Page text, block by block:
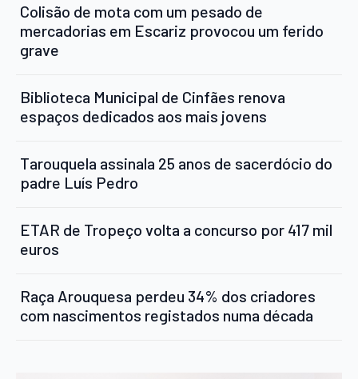
Colisão de mota com um pesado de
mercadorias em Escariz provocou um ferido
grave
Biblioteca Municipal de Cinfães renova
espaços dedicados aos mais jovens
Tarouquela assinala 25 anos de sacerdócio do
padre Luís Pedro
ETAR de Tropeço volta a concurso por 417 mil
euros
Raça Arouquesa perdeu 34% dos criadores
com nascimentos registados numa década